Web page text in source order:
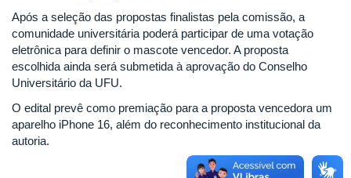
Após a seleção das propostas finalistas pela comissão, a
comunidade universitária poderá participar de uma votação
eletrônica para definir o mascote vencedor. A proposta
escolhida ainda será submetida à aprovação do Conselho
Universitário da UFU.
O edital prevê como premiação para a proposta vencedora um
aparelho iPhone 16, além do reconhecimento institucional da
autoria.